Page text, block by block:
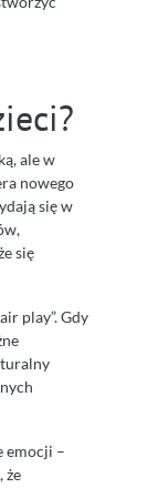
ale w
nowego
się w
się
play”. Gdy
emocji –
że